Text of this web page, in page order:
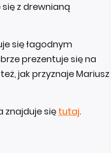
z drewnianą
się łagodnym
prezentuje się na
jak przyznaje Mariusz
znajduje siętutaj.